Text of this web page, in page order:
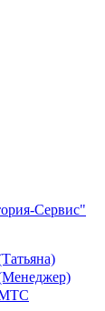
МТС